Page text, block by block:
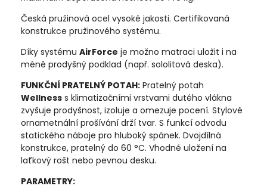
Česká pružinová ocel vysoké jakosti. Certifikovaná
konstrukce pružinového systému.
Díky systému AirForce je možno matraci uložit i na
méně prodyšný podklad (např. sololitová deska).
FUNKČNÍ PRATELNÝ POTAH: Pratelný potah
Wellness s klimatizačními vrstvami dutého vlákna
zvyšuje prodyšnost, izoluje a omezuje pocení. Stylové
ornametnální prošívání drží tvar. S funkcí odvodu
statického náboje pro hluboký spánek. Dvojdílná
konstrukce, pratelný do 60 °C. Vhodné uložení na
laťkový rošt nebo pevnou desku.
PARAMETRY: